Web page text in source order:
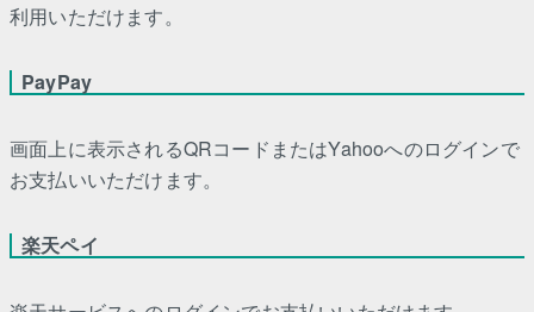
利用いただけます。
PayPay
画面上に表示されるQRコードまたはYahooへのログインで
お支払いいただけます。
楽天ペイ